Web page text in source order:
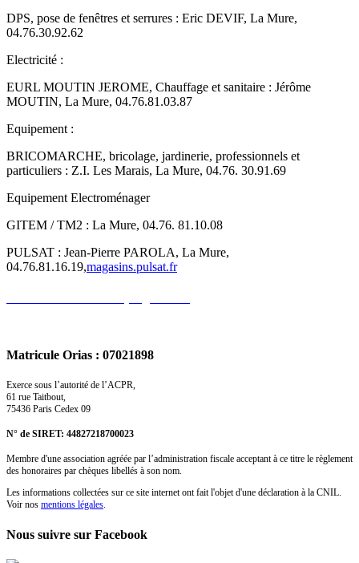
DPS, pose de fenêtres et serrures : Eric DEVIF, La Mure,
04.76.30.92.62
Electricité :
EURL MOUTIN JEROME, Chauffage et sanitaire : Jérôme
MOUTIN, La Mure, 04.76.81.03.87
Equipement :
BRICOMARCHE, bricolage, jardinerie, professionnels et
particuliers : Z.I. Les Marais, La Mure, 04.76. 30.91.69
Equipement Electroménager
GITEM / TM2 : La Mure, 04.76. 81.10.08
PULSAT : Jean-Pierre PAROLA, La Mure,
04.76.81.16.19,magasins.pulsat.fr
Matricule Orias : 07021898
Exerce sous l’autorité de l’ACPR,
61 rue Taitbout,
75436 Paris Cedex 09
N° de SIRET: 44827218700023
Membre d'une association agréée par l’administration fiscale acceptant à ce titre le règlement
des honoraires par chèques libellés à son nom.
Les informations collectées sur ce site internet ont fait l'objet d'une déclaration à la CNIL.
Voir nos mentions légales
Nous suivre sur Facebook